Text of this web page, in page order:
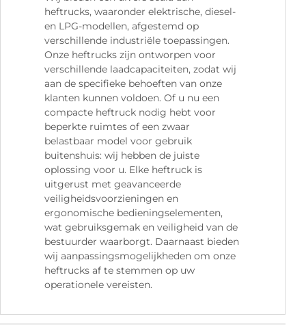
heftrucks, waaronder elektrische, diesel-
en LPG-modellen, afgestemd op
verschillende industriële toepassingen.
Onze heftrucks zijn ontworpen voor
verschillende laadcapaciteiten, zodat wij
aan de specifieke behoeften van onze
klanten kunnen voldoen. Of u nu een
compacte heftruck nodig hebt voor
beperkte ruimtes of een zwaar
belastbaar model voor gebruik
buitenshuis: wij hebben de juiste
oplossing voor u. Elke heftruck is
uitgerust met geavanceerde
veiligheidsvoorzieningen en
ergonomische bedieningselementen,
wat gebruiksgemak en veiligheid van de
bestuurder waarborgt. Daarnaast bieden
wij aanpassingsmogelijkheden om onze
heftrucks af te stemmen op uw
operationele vereisten.